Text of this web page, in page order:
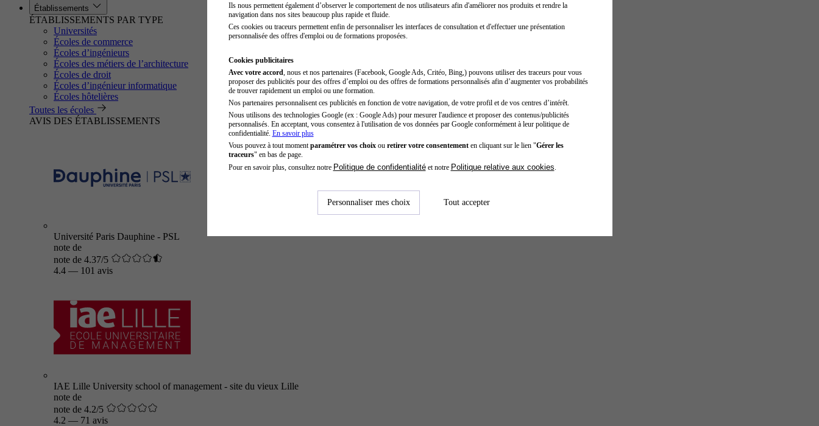
Établissements
ÉTABLISSEMENTS PAR TYPE
Universités
Écoles de commerce
Écoles d’ingénieurs
Écoles des métiers de l’architecture
Écoles de droit
Écoles d’ingénieur informatique
Écoles hôtelières
Toutes les écoles
AVIS DES ÉTABLISSEMENTS
Université Paris Dauphine - PSL
note de
note de 4.37/5
4.4 — 101 avis
IAE Lille University school of management - site du vieux Lille
note de
note de 4.2/5
4.2 — 71 avis
Ils nous permettent également d’observer le comportement de nos utilisateurs afin d'améliorer nos produits et rendre la
navigation dans nos sites beaucoup plus rapide et fluide.
Ces cookies ou traceurs permettent enfin de personnaliser les interfaces de consultation et d'effectuer une présentation
personnalisée des offres d'emploi ou de formations proposées.
Cookies publicitaires
Avec votre accord , nous et nos partenaires (Facebook, Google Ads, Critéo, Bing,) pouvons utiliser des traceurs pour vous
proposer des publicités pour des offres d’emploi ou des offres de formations personnalisés afin d’augmenter vos probabilités
de trouver rapidement un emploi ou une formation.
Nos partenaires personnalisent ces publicités en fonction de votre navigation, de votre profil et de vos centres d’intérêt.
Nous utilisons des technologies Google (ex : Google Ads) pour mesurer l'audience et proposer des contenus/publicités
personnalisés. En acceptant, vous consentez à l'utilisation de vos données par Google conformément à leur politique de
confidentialité. En savoir plus
Vous pouvez à tout moment paramétrer vos choixou retirer votre consentementen cliquant sur le lien "Gérer les
traceurs" en bas de page.
Pour en savoir plus, consultez notre Politique de confidentialitéet notre Politique relative aux cookies
Personnaliser mes choix Tout accepter